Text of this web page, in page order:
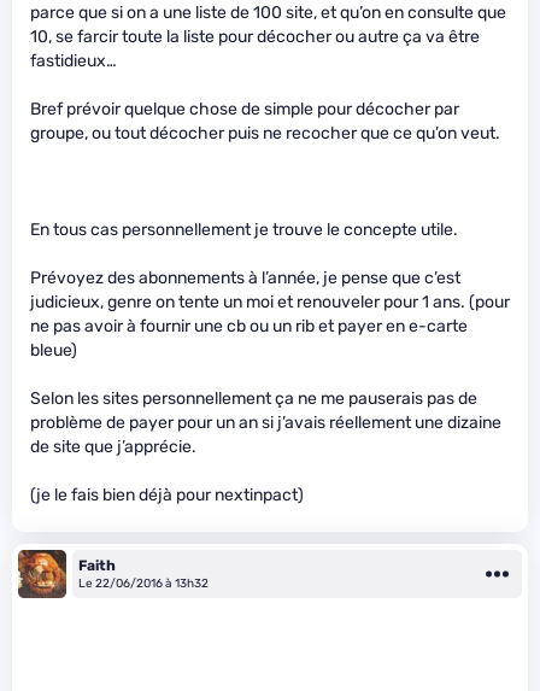
parce que si on a une liste de 100 site, et qu’on en consulte que
10, se farcir toute la liste pour décocher ou autre ça va être
fastidieux…
Bref prévoir quelque chose de simple pour décocher par
groupe, ou tout décocher puis ne recocher que ce qu’on veut.
En tous cas personnellement je trouve le concepte utile.
Prévoyez des abonnements à l’année, je pense que c’est
judicieux, genre on tente un moi et renouveler pour 1 ans. (pour
ne pas avoir à fournir une cb ou un rib et payer en e-carte
bleue)
Selon les sites personnellement ça ne me pauserais pas de
problème de payer pour un an si j’avais réellement une dizaine
de site que j’apprécie.
(je le fais bien déjà pour nextinpact)
Faith
Le 22/06/2016 à 13h32